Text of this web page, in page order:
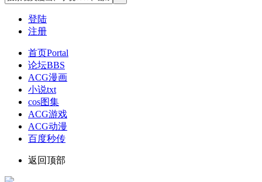
登陆
注册
首页Portal
论坛BBS
ACG漫画
小说txt
cos图集
ACG游戏
ACG动漫
百度秒传
返回顶部